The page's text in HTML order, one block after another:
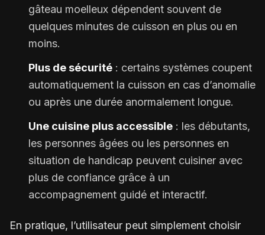
gâteau moelleux dépendent souvent de
quelques minutes de cuisson en plus ou en
moins.
Plus de sécurité : certains systèmes coupent
automatiquement la cuisson en cas d’anomalie
ou après une durée anormalement longue.
Une cuisine plus accessible : les débutants,
les personnes âgées ou les personnes en
situation de handicap peuvent cuisiner avec
plus de confiance grâce à un
accompagnement guidé et interactif.
En pratique, l’utilisateur peut simplement choisir